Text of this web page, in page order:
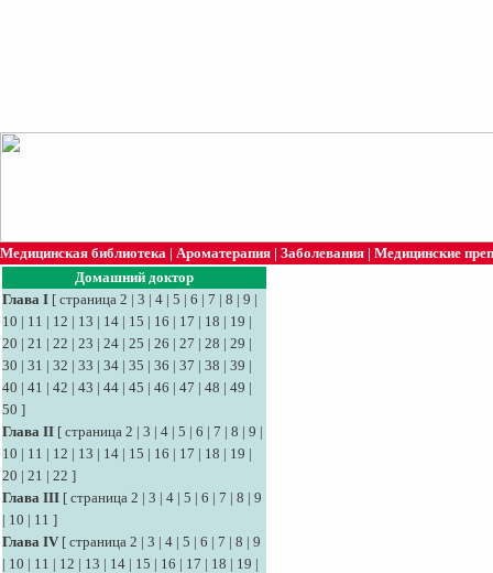
Медицинская библиотека | Ароматерапия | Заболевания | Медицинские
Домашний доктор
Глава I [ страница 2 | 3 | 4 | 5 | 6 | 7 | 8 | 9 |
10 | 11 | 12 | 13 | 14 | 15 | 16 | 17 | 18 | 19 |
20 | 21 | 22 | 23 | 24 | 25 | 26 | 27 | 28 | 29 |
30 | 31 | 32 | 33 | 34 | 35 | 36 | 37 | 38 | 39 |
40 | 41 | 42 | 43 | 44 | 45 | 46 | 47 | 48 | 49 |
50 ]
Глава II [ страница 2 | 3 | 4 | 5 | 6 | 7 | 8 | 9 |
10 | 11 | 12 | 13 | 14 | 15 | 16 | 17 | 18 | 19 |
20 | 21 | 22 ]
Глава III [ страница 2 | 3 | 4 | 5 | 6 | 7 | 8 | 9
| 10 | 11 ]
Глава IV [ страница 2 | 3 | 4 | 5 | 6 | 7 | 8 | 9
| 10 | 11 | 12 | 13 | 14 | 15 | 16 | 17 | 18 | 19 |